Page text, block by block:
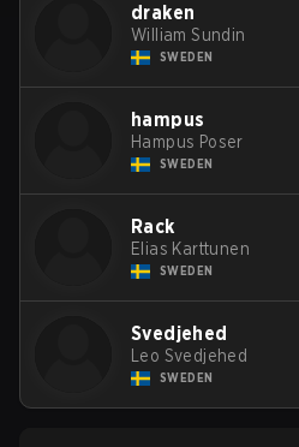
draken
William Sundin
SWEDEN
hampus
Hampus Poser
SWEDEN
Rack
Elias Karttunen
SWEDEN
Svedjehed
Leo Svedjehed
SWEDEN